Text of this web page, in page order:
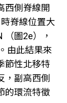
西側脊線開
脊線位置大
（圖2e），
由此結果來
節性北移特
，副高西側
的環流特徵